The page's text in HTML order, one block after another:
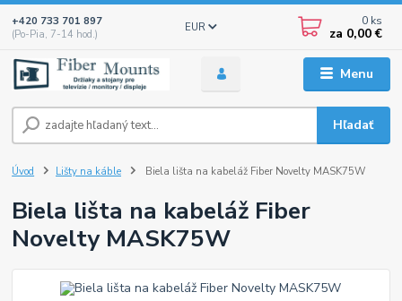
Menu
EUR
Hľadať
+420 733 701 897
(Po-Pia, 7-14 hod.)
0 ks
za 0,00 €
Úvod Lišty na káble Biela lišta na kabeláž Fiber Novelty MASK75W
Biela lišta na kabeláž Fiber
Novelty MASK75W